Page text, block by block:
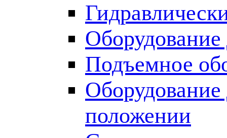
Подъемное
Оборудование
положении